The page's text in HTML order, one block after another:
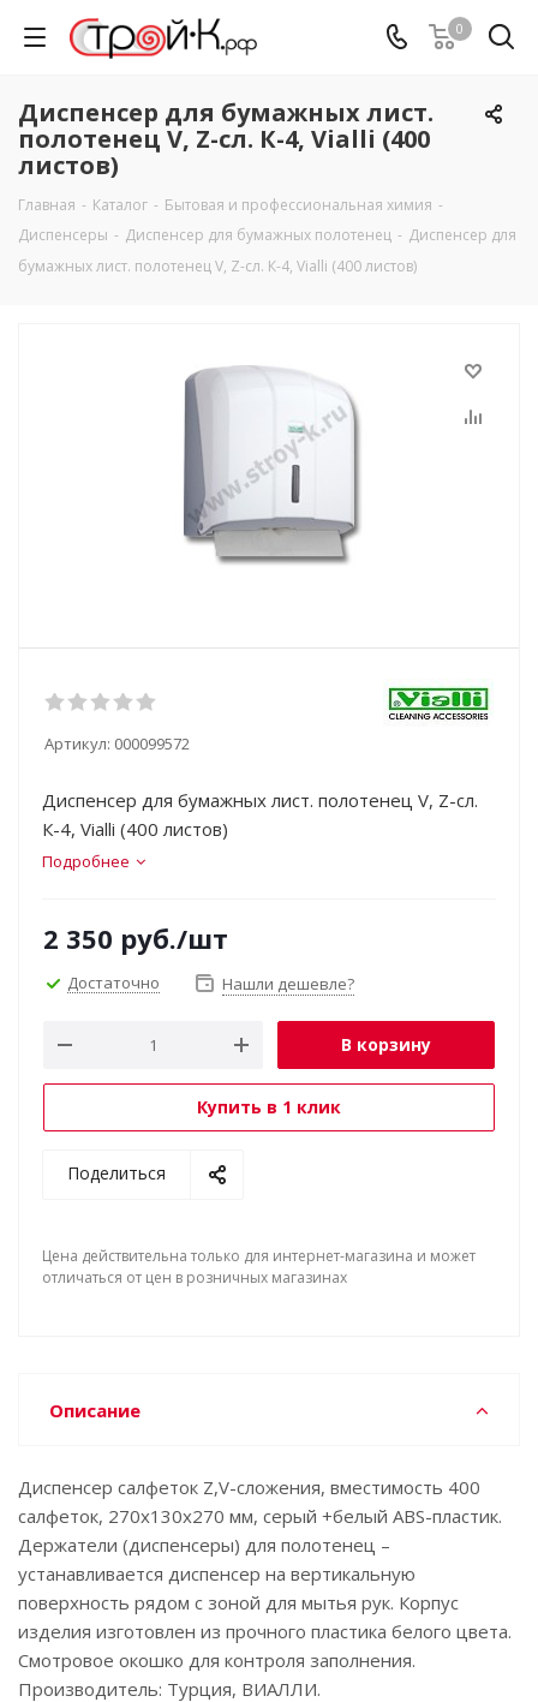
0
Диспенсер для бумажных лист.
полотенец V, Z-сл. К-4, Vialli (400
листов)
Главная - Каталог - Бытовая и профессиональная химия -
Диспенсеры - Диспенсер для бумажных полотенец - Диспенсер для
бумажных лист. полотенец V, Z-сл. К-4, Vialli (400 листов)
Артикул: 000099572
Диспенсер для бумажных лист. полотенец V, Z-сл.
К-4, Vialli (400 листов)
Подробнее
2 350 руб./шт
Достаточно Нашли дешевле?
В корзину
Купить в 1 клик
Поделиться
Цена действительна только для интернет-магазина и может
отличаться от цен в розничных магазинах
Описание
Диспенсер салфеток Z,V-сложения, вместимость 400
салфеток, 270х130х270 мм, серый +белый ABS-пластик.
Держатели (диспенсеры) для полотенец –
устанавливается диспенсер на вертикальную
поверхность рядом с зоной для мытья рук. Корпус
изделия изготовлен из прочного пластика белого цвета.
Смотровое окошко для контроля заполнения.
Производитель: Турция, ВИАЛЛИ.